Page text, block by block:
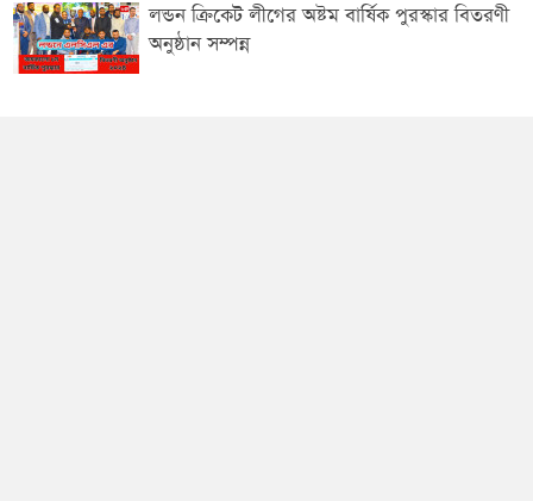
লন্ডন ক্রিকেট লীগের অষ্টম বার্ষিক পুরস্কার বিতরণী
অনুষ্ঠান সম্পন্ন